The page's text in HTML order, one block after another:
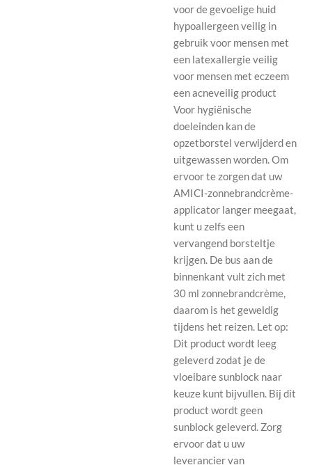
voor de gevoelige huid
hypoallergeen veilig in
gebruik voor mensen met
een latexallergie veilig
voor mensen met eczeem
een ​​acneveilig product
Voor hygiënische
doeleinden kan de
opzetborstel verwijderd en
uitgewassen worden.Om
ervoor te zorgen dat uw
AMICI-zonnebrandcrème-
applicator langer meegaat,
kunt u zelfs een
vervangend borsteltje
krijgen. De bus aan de
binnenkant vult zich met
30 ml zonnebrandcrème,
daarom is het geweldig
tijdens het reizen. Let op:
Dit product wordt leeg
geleverd zodat je de
vloeibare sunblock naar
keuze kunt bijvullen. Bij dit
product wordt geen
sunblock geleverd. Zorg
ervoor dat u uw
leverancier van